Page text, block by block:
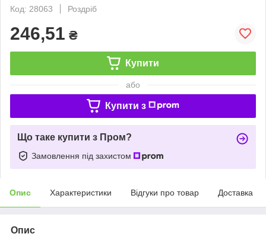
Код: 28063
Роздріб
246,51 ₴
Купити
або
Купити з
Що таке купити з Пром?
Замовлення під захистом
Опис Характеристики Відгуки про товар Доставка
Опис